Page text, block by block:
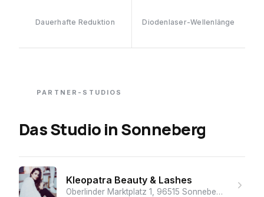
Dauerhafte Reduktion Diodenlaser-Wellenlänge
PARTNER-STUDIOS
Das StudioinSonneberg
Kleopatra Beauty & Lashes
Oberlinder Marktplatz 1, 96515 Sonneberg, Deutschland